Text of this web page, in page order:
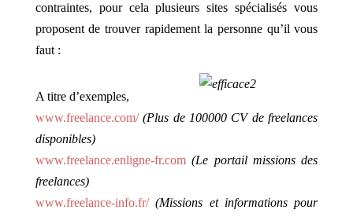
contraintes, pour cela plusieurs sites spécialisés vous
proposent de trouver rapidement la personne qu’il vous
faut :
A titre d’exemples,
www.freelance.com/ (Plus de 100000 CV de freelances
disponibles)
www.freelance.enligne-fr.com (Le portail missions des
freelances)
www.freelance-info.fr/ (Missions et informations pour